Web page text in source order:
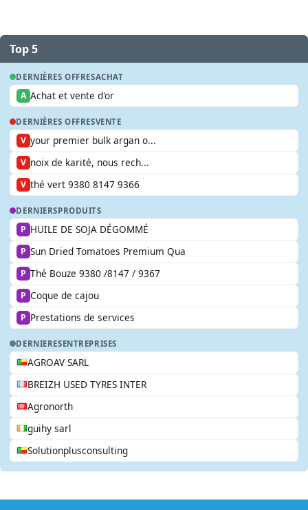
Top 5
DERNIÈRES OFFRESACHAT
A Achat et vente d'or
DERNIÈRES OFFRESVENTE
V your premier bulk argan o...
V noix de karité, nous rech...
V thé vert 9380 8147 9366
DERNIERSPRODUITS
P HUILE DE SOJA DÉGOMMÉ
P Sun Dried Tomatoes Premium Qua
P Thé Bouze 9380 /8147 / 9367
P Coque de cajou
P Prestations de services
DERNIERESENTREPRISES
AGROAV SARL
BREIZH USED TYRES INTER
Agronorth
guihy sarl
Solutionplusconsulting